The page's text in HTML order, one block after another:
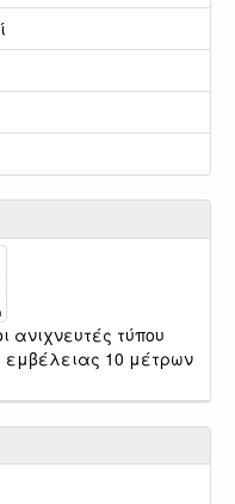
ανιχνευτές τύπου
εμβέλειας 10 μέτρων